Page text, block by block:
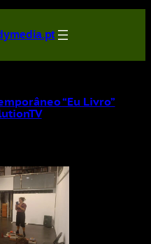
“Eu Livro”